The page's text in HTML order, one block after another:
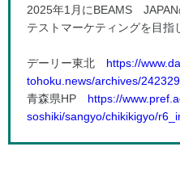
2025年1月にBEAMS JAPAN
テストマーケティングを目指
デーリー東北 https://
tohoku.news/archives/242329
青森県HP https://
soshiki/sangyo/chikikigyo/